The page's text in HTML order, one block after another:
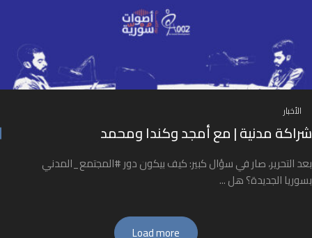
الأخبار
شراكة مدنية | مع أمجد وكندا ومحمد
بعد التحرير، صار في سؤال كبير: كيف بيكون دور #المجتمع_المدني
بسوريا الجديدة؟ هل ...
Load more